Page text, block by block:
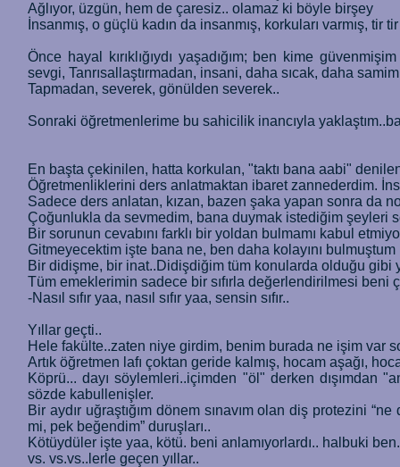
Ağlıyor, üzgün, hem de çaresiz.. olamaz ki böyle birşey
İnsanmış, o güçlü kadın da insanmış, korkuları varmış, tir
Önce hayal kırıklığıydı yaşadığım; ben kime
sevgi, Tanrısallaştırmadan, insani, daha sıcak, daha
Tapmadan, severek, gönülden severek..
Sonraki öğretmenlerime bu sahicilik inancıyla
En başta çekinilen, hatta korkulan, "taktı bana aabi"
Öğretmenliklerini ders anlatmaktan ibaret zannederdim.
Sadece ders anlatan, kızan, bazen şaka yapan sonra da
Çoğunlukla da sevmedim, bana duymak istediğim şeyleri
Bir sorunun cevabını farklı bir yoldan bulmamı kabul
Gitmeyecektim işte bana ne, ben daha kolayını bulmuştum
Bir didişme, bir inat..Didişdiğim tüm konularda olduğu gibi
Tüm emeklerimin sadece bir sıfırla değerlendirilmesi beni
-Nasıl sıfır yaa, nasıl sıfır yaa, sensin sıfır..
Yıllar geçti..
Hele fakülte..zaten niye girdim, benim burada ne işim var
Artık öğretmen lafı çoktan geride kalmış, hocam aşağı,
Köprü... dayı söylemleri..içimden "öl" derken dışımdan
sözde kabullenişler.
Bir aydır uğraştığım dönem sınavım olan diş protezini
mi, pek beğendim” duruşları..
Kötüydüler işte yaa, kötü. beni anlamıyorlardı.. halbuki
vs. vs.vs..lerle geçen yıllar..